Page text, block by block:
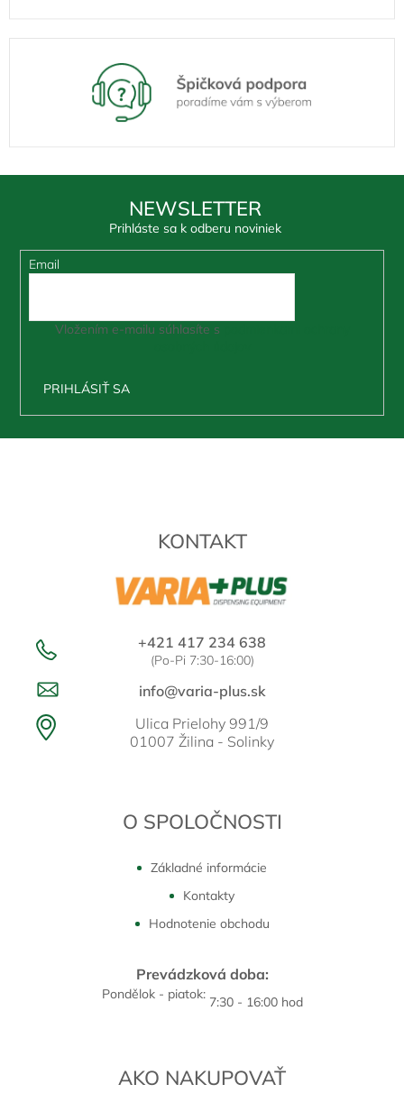
NEWSLETTER
Prihláste sa k odberu noviniek
Email
Vložením e-mailu súhlasíte s
PRIHLÁSIŤ SA
KONTAKT
+421 417 234 638
(Po-Pi 7:30-16:00)
info@varia-plus.sk
Ulica Prielohy 991/9
01007 Žilina - Solinky
O SPOLOČNOSTI
Základné informácie
Kontakty
Hodnotenie obchodu
Prevádzková doba:
Pondělok - piatok: 7:30 - 16:00 hod
AKO NAKUPOVAŤ